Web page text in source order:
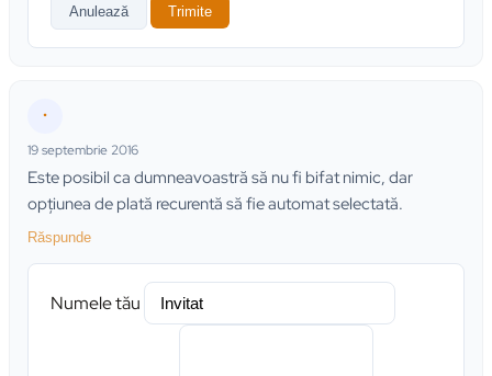
Anulează Trimite
•
19 septembrie 2016
Este posibil ca dumneavoastră să nu fi bifat nimic, dar
opţiunea de plată recurentă să fie automat selectată.
Răspunde
Numele tău